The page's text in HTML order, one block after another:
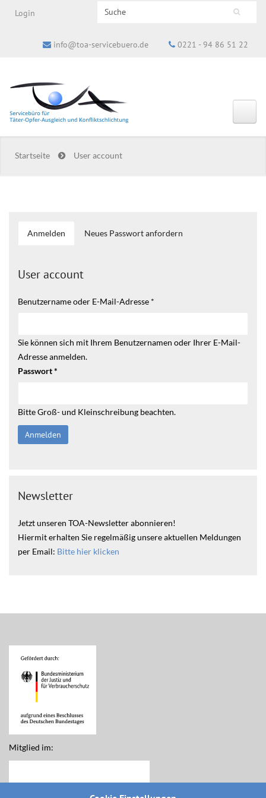
Login Suchformular
Search this site
info@toa-servicebuero.de 0221 - 94 86 51 22
Startseite User account
Haupt-Reiter
Anmelden (aktiverNeues Passwort anfordern
User account
Benutzername oder E-Mail-Adresse *
Sie können sich mit Ihrem Benutzernamen oder Ihrer E-Mail-
Adresse anmelden.
Passwort*
Bitte Groß- und Kleinschreibung beachten.
Newsletter
Jetzt unseren TOA-Newsletter abonnieren!
Hiermit erhalten Sie regelmäßig unsere aktuellen Meldungen
per Email: Bitte hier klicken
Mitglied im: